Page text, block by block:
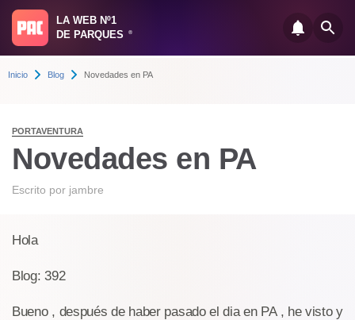
LA WEB Nº1
DE PARQUES
®
Inicio Blog Novedades en PA
PORTAVENTURA
Novedades en PA
Escrito por jambre
Hola
Blog: 392
Bueno , después de haber pasado el dia en PA , he visto y